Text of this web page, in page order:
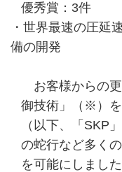
優秀賞：3件
・世界最速の圧延
備の開発
お客様からの
御技術」（※）
（以下、「SKP
の蛇行など多く
を可能にしまし